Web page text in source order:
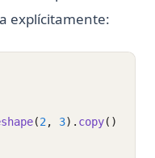
explícitamente:
(2 , 3). copy()